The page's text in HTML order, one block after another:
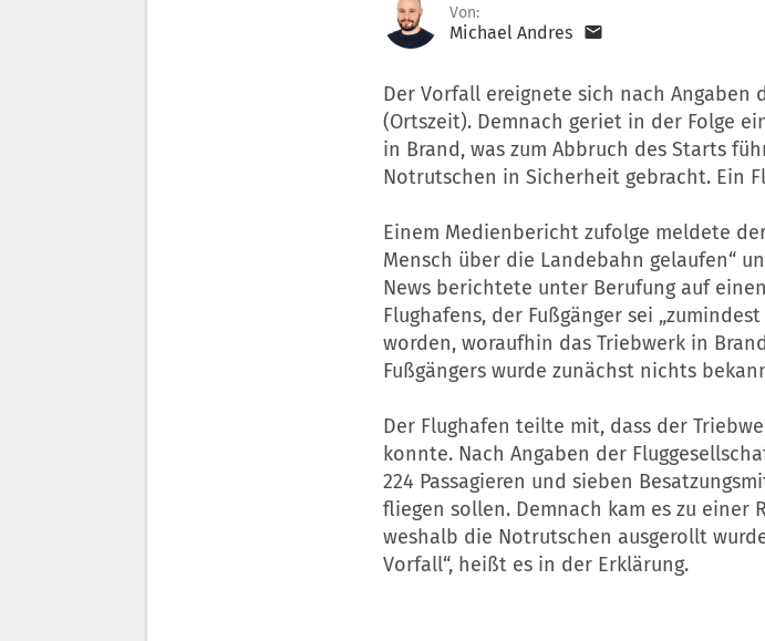
Von:
Michael Andres
Der Vorfall ereignete sich nach Angaben
(Ortszeit). Demnach geriet in der Folge
in Brand, was zum Abbruch des Starts
Notrutschen in Sicherheit gebracht. Ein
Einem Medienbericht zufolge meldete
Mensch über die Landebahn gelaufen“
News berichtete unter Berufung auf
Flughafens, der Fußgänger sei
worden, woraufhin das Triebwerk in
Fußgängers wurde zunächst nichts
Der Flughafen teilte mit, dass der
konnte. Nach Angaben der
224 Passagieren und sieben
fliegen sollen. Demnach kam es zu einer
weshalb die Notrutschen ausgerollt
Vorfall“, heißt es in der Erklärung.